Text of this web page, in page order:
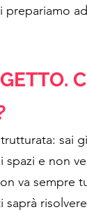
sai
e non
va sempre